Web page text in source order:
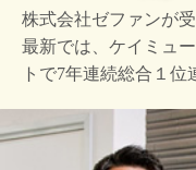
株式会社ゼファンが
最新では、ケイミュ
トで7年連続総合１位